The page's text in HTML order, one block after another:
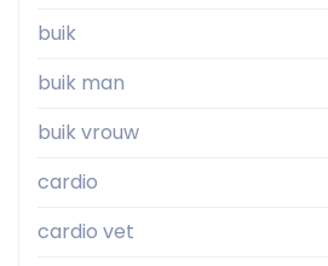
buik
buik man
buik vrouw
cardio
cardio vet